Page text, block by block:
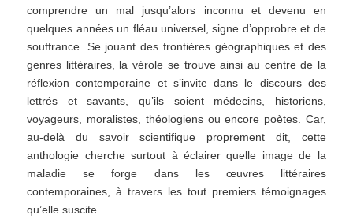
comprendre un mal jusqu’alors inconnu et devenu en
quelques années un fléau universel, signe d’opprobre et de
souffrance. Se jouant des frontières géographiques et des
genres littéraires, la vérole se trouve ainsi au centre de la
réflexion contemporaine et s’invite dans le discours des
lettrés et savants, qu’ils soient médecins, historiens,
voyageurs, moralistes, théologiens ou encore poètes. Car,
au-delà du savoir scientifique proprement dit, cette
anthologie cherche surtout à éclairer quelle image de la
maladie se forge dans les œuvres littéraires
contemporaines, à travers les tout premiers témoignages
qu’elle suscite.